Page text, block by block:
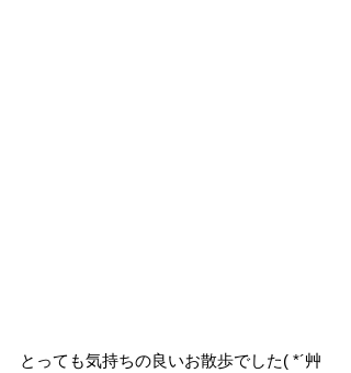
とっても気持ちの良いお散歩でした( *´艸